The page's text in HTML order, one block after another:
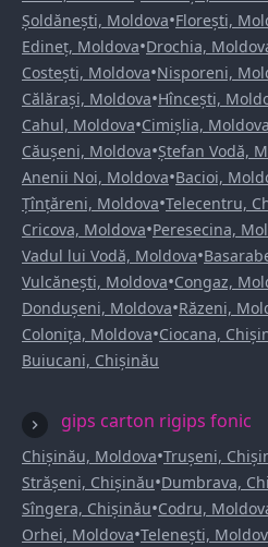
Șoldănești, Moldova•Florești,
Edineț, Moldova•Drochia,
Costești, Moldova•Nisporeni,
Călărași, Moldova•Hîncești,
Cahul, Moldova•Cimișlia, Moldova
Căușeni, Moldova•Ștefan Vodă,
Anenii Noi, Moldova•Bacioi,
Țînțăreni, Moldova•Telecentru,
Cricova, Moldova•Peresecina,
Vadul lui Vodă, Moldova•
Vulcănești, Moldova•Congaz,
Dondușeni, Moldova•Răzeni,
Colonița, Moldova•Ciocana,
Buiucani, Chișinău
gips carton rigips fonic
Chișinău, Moldova•Trușeni,
Strășeni, Chișinău•Dumbrava,
Sîngera, Chișinău•Codru,
Orhei, Moldova•Telenești,